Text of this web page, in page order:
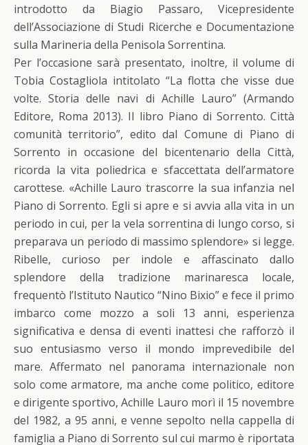
introdotto da Biagio Passaro, Vicepresidente
dell’Associazione di Studi Ricerche e Documentazione
sulla Marineria della Penisola Sorrentina.
Per l’occasione sarà presentato, inoltre, il volume di
Tobia Costagliola intitolato “La flotta che visse due
volte. Storia delle navi di Achille Lauro” (Armando
Editore, Roma 2013). Il libro Piano di Sorrento. Città
comunità territorio”, edito dal Comune di Piano di
Sorrento in occasione del bicentenario della Città,
ricorda la vita poliedrica e sfaccettata dell’armatore
carottese. «Achille Lauro trascorre la sua infanzia nel
Piano di Sorrento. Egli si apre e si avvia alla vita in un
periodo in cui, per la vela sorrentina di lungo corso, si
preparava un periodo di massimo splendore» si legge.
Ribelle, curioso per indole e affascinato dallo
splendore della tradizione marinaresca locale,
frequentò l’Istituto Nautico “Nino Bixio” e fece il primo
imbarco come mozzo a soli 13 anni, esperienza
significativa e densa di eventi inattesi che rafforzò il
suo entusiasmo verso il mondo imprevedibile del
mare. Affermato nel panorama internazionale non
solo come armatore, ma anche come politico, editore
e dirigente sportivo, Achille Lauro morì il 15 novembre
del 1982, a 95 anni, e venne sepolto nella cappella di
famiglia a Piano di Sorrento sul cui marmo è riportata